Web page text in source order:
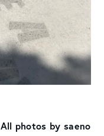
All photos by saeno